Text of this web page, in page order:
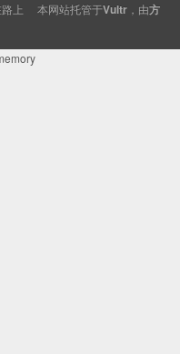
上 本网站托管于Vultr ，由方